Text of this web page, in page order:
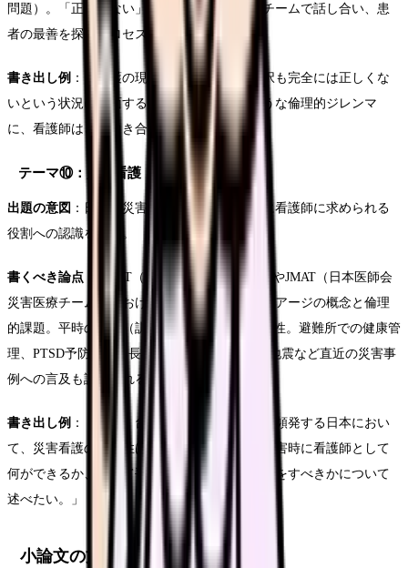
問題）。「正解がない」ことを認めた上で、チームで話し合い、患
者の最善を探るプロセスの重要性。
書き出し例 ：「看護の現場では、どちらの選択も完全には正しくな
いという状況に直面することがある。このような倫理的ジレンマ
に、看護師はどう向き合うべきか。」
テーマ⑩：災害看護
出題の意図 ：日本は災害大国であり、災害時に看護師に求められる
役割への認識を問う。
書くべき論点 ：DMAT（災害派遣医療チーム）やJMAT（日本医師会
災害医療チーム）における看護師の役割。トリアージの概念と倫理
的課題。平時の備え（訓練・BCP策定）の重要性。避難所での健康管
理、PTSD予防など中長期的な支援。能登半島地震など直近の災害事
例への言及も評価される。
書き出し例 ：「地震、台風、豪雨。自然災害が頻発する日本におい
て、災害看護の重要性は年々高まっている。災害時に看護師として
何ができるか、そして平時からどのような準備をすべきかについて
述べたい。」
小論文の文字数管理と時間配分